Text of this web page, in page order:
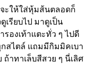
ะให้ใส่หุ้มส้นตลอดก็
เรียบไป มาดูเป็น
รองเท้าแตะทั่ว ๆ ไปดี
สไตล์ แถมมีกิมมิคเบา
าทาเล็บสีสวย ๆ นี่เลิศ